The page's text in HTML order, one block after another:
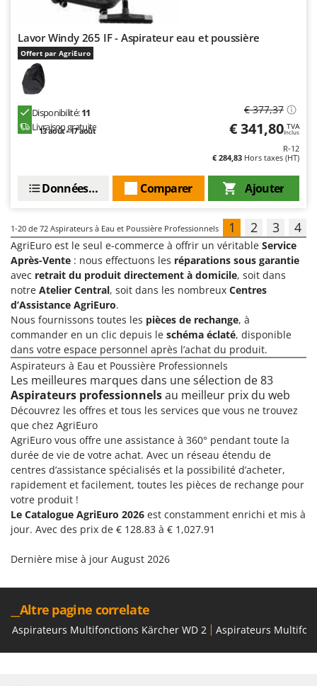
Lavor Windy 265 IF - Aspirateur eau et poussière
Offert par AgriEuro
Disponibilité:11
Livraison gratuite
13 août - 17 août
€ 377,37
€ 341,80 TVA
Inclus
R-12
€ 284,83 Hors taxes (HT)
Ajouter
Comparer
Données techniques
1-20 de 72 Aspirateurs à Eau et Poussière Professionnels 1 2 3 4
AgriEuro est le seul e-commerce à offrir un véritable Service
Après-Vente : nous effectuons les réparations sous garantie
avec retrait du produit directement à domicile, soit dans
notre Atelier Central, soit dans les nombreux Centres
d’Assistance AgriEuro.
Nous fournissons toutes les pièces de rechange, à
commander en un clic depuis le schéma éclaté, disponible
dans votre espace personnel après l’achat du produit.
Aspirateurs à Eau et Poussière Professionnels
Les meilleures marques dans une sélection de 83
Aspirateurs professionnelsau meilleur prix du web
Découvrez les offres et tous les services que vous ne trouvez
que chez AgriEuro
AgriEuro vous offre une assistance à 360° pendant toute la
durée de vie de votre achat. Avec un réseau étendu de
centres d’assistance spécialisés et la possibilité d’acheter,
rapidement et facilement, toutes les pièces de rechange pour
votre produit !
Le Catalogue AgriEuro 2026 est constamment enrichi et mis à
jour. Avec des prix de € 128.83 à € 1,027.91
Dernière mise à jour August 2026
__Altre pagine correlate
Aspirateurs Multifonctions Kärcher WD 2 Aspirateurs